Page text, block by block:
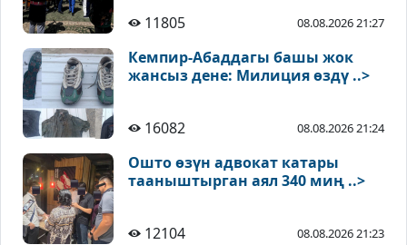
11805
08.08.2026 21:27
Кемпир-Абаддагы башы жок
жансыз дене: Милиция өздү ..>
16082 08.08.2026 21:24
Ошто өзүн адвокат катары
тааныштырган аял 340 миң ..>
12104 08.08.2026 21:23